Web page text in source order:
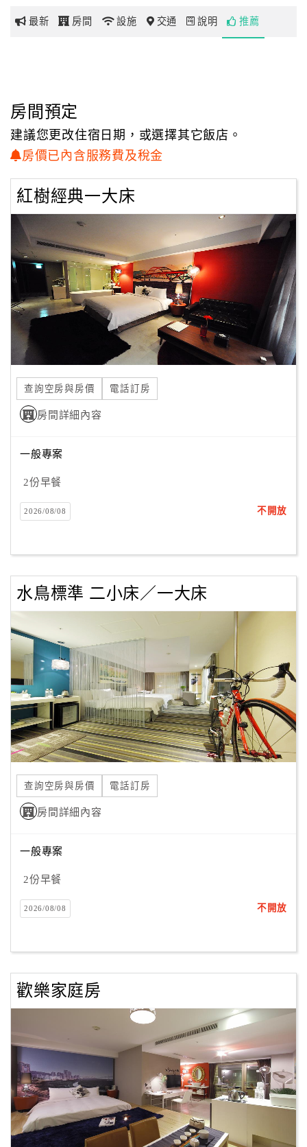
玩
地
圖
顧
務
顧
客
意
度
訂
單
管
理
員
戶
客
服
聯
線
上
客
服
紅
利
查
訂
房
Q&A
旅
卡
請
款
收
據
嘴角掛著驕傲的夢想，花花世界隨著堅定愉悅的腳步漸漸蔓
延、盛開，
承億的旅行地圖，是藍得接近透明的藍天，沒有疆界。
我在淡水—『承億文旅-淡水吹風』，用在地文化與您交心。
最新 房間 設施 交通 說明 推薦
房間預定
建議您更改住宿日期，或選擇其它飯店。
房價已內含服務費及稅金
紅樹經典一大床
查詢空房與房價 電話訂房
房間詳細內容
一般專案
2份早餐
2026/08/08 不開放
水鳥標準 二小床／一大床
查詢空房與房價 電話訂房
房間詳細內容
一般專案
2份早餐
2026/08/08 不開放
歡樂家庭房